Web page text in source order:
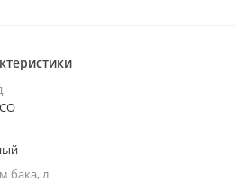
бака, л